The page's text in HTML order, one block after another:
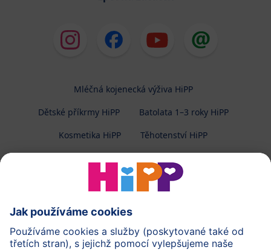
Mléčná kojenecká výživa HiPP
Dětské příkrmy HiPP
Batolata 1–3 roky HiPP
Kosmetika HiPP
Těhotenství HiPP
Ochrana osobních údajů
Zpracování osobních údajů (BabyClub)
Zpracování osobních údajů (Fotosoutěž)